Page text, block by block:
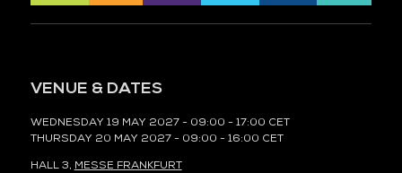
VENUE & DATES
WEDNESDAY 19 MAY 2027 - 09:00 - 17:00 CET
THURSDAY 20 MAY 2027 - 09:00 - 16:00 CET
HALL 3, MESSE FRANKFURT